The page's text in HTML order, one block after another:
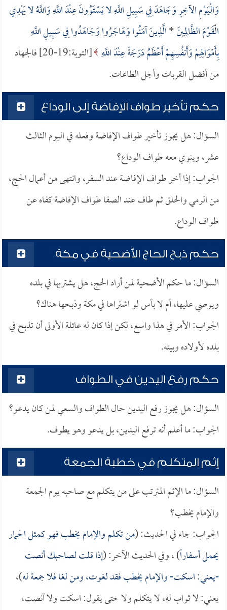
وَالْيَوْمِ الآخِرِ وَجَاهَدَ فِي سَبِيلِ اللَّهِ لا يَسْتَوُونَ عِنْدَ اللَّهِ وَاللَّهُ لا يَهْدِي
الْقَوْمَ الظَّالِمِينَ*الَّذِينَ آمَنُوا وَهَاجَرُوا وَجَاهَدُوا فِي سَبِيلِ اللَّهِ
بِأَمْوَالِهِمْ وَأَنفُسِهِمْ أَعْظَمُ دَرَجَةً عِنْدَ اللَّهِ
[التوبة:19-20] فالجهاد
من أفضل القربات وأجل الطاعات.
حكم تأخير طواف الإفاضة إلى الوداع
السؤال: هل يجوز تأخير طواف الإفاضة وفعله في اليوم الثالث
عشر، وينوي معه طواف الوداع؟
الجواب: إذا أخر طواف الإفاضة عند السفر، وانتهى من أعمال الحج،
من الرمي والحلق ثم طاف عند الصفا طواف الإفاضة كفاه عن
طواف الوداع.
حكم ذبح الحاج الأضحية في مكة
السؤال: ما حكم الأضحية لمن أراد الحج، هل يشتريها في بلده
ويوصي عليها، أم لا بأس لو اشتراها في مكة وذبحها هناك؟
الجواب: الأمر في هذا واسع، لكن إذا كان له عائلة الأولى أن تذبح في
بلده لأولاده وبيته.
حكم رفع اليدين في الطواف
السؤال: هل يجوز رفع اليدين حال الطواف والسعي لمن كان يدعو؟
الجواب: ما أعلم أنه ترفع اليدين، بل يدعو وهو يطوف.
إثم المتكلم في خطبة الجمعة
السؤال: ما الإثم المترتب على من يتكلم مع صاحبه يوم الجمعة
والإمام يخطب؟
الجواب: جاء في الحديث: (من تكلم والإمام يخطب فهو كمثل الحمار
يحمل أسفاراً) ، وفي الحديث الآخر: (إذا قلت لصاحبك أنصت
-يعني: اسكت- والإمام يخطب فقد لغوت، ومن لغا فلا جمعة له)،
يعني: لا ثواب له، لا يتكلم ولا حتى يقول: اسكت ولا أنصت،